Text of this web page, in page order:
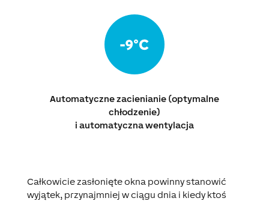
Automatyczne zacienianie (optymalne
chłodzenie)
i automatyczna wentylacja
Całkowicie zasłonięte okna powinny stanowić
wyjątek, przynajmniej w ciągu dnia i kiedy ktoś